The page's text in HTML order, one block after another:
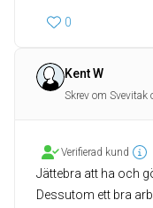
0
Kent W
Skrev om Svevitak
Verifierad kund
Jättebra att ha och
Dessutom ett bra